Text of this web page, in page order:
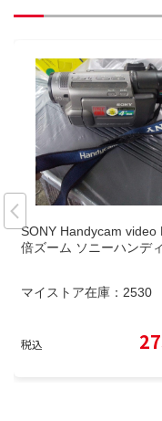
SONY Handycam video
倍ズーム ソニーハンデ
マイストア在庫： 2530
税込